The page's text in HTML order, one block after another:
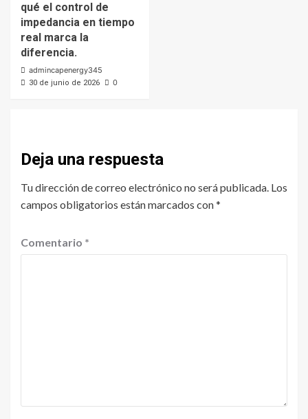
qué el control de
impedancia en tiempo
real marca la
diferencia.
admincapenergy345
30 de junio de 2026 0
Deja una respuesta
Tu dirección de correo electrónico no será publicada. Los
campos obligatorios están marcados con*
Comentario *